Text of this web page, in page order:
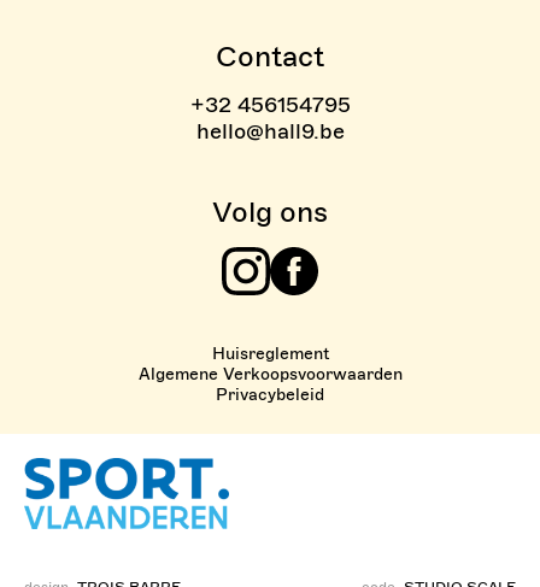
Contact
+32 456154795
hello@hall9.be
Volg ons
Huisreglement
Algemene Verkoopsvoorwaarden
Privacybeleid